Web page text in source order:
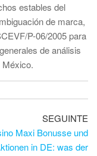
estables del
de marca,
P-06/2005 para
de análisis
SEGUINTE
Maxi Bonusse und
in DE: was der